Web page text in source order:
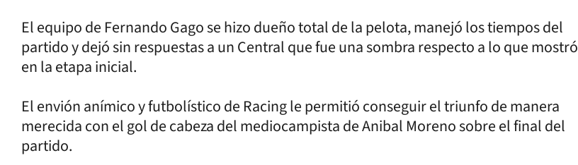
El equipo de Fernando Gago se hizo dueño total de la pelota, manejó los tiempos del
partido y dejó sin respuestas a un Central que fue una sombra respecto a lo que mostró
en la etapa inicial.
El envión anímico y futbolístico de Racing le permitió conseguir el triunfo de manera
merecida con el gol de cabeza del mediocampista de Anibal Moreno sobre el final del
partido.